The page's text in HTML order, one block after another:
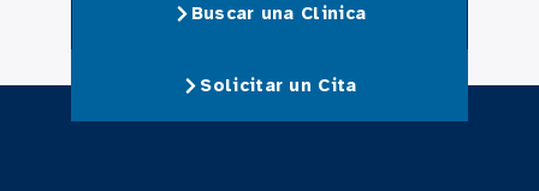
Buscar una Clinica
Solicitar un Cita